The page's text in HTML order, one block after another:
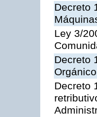
Decreto
Ley 3/
Decreto
Decreto